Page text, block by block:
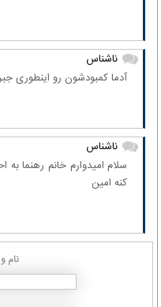
ناشناس
آدما کمبودشون رو اینطوری
ناشناس
سلام امیدوارم خانم رهنما به
کنه امین
نام